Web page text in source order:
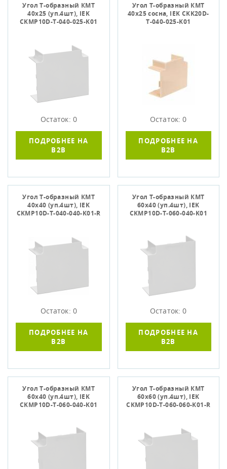
Угол Т-образный КМТ
40x25 (уп.4шт), IEK
CKMP10D-T-040-025-K01
Остаток: 0
ПОДРОБНЕЕ НА
B2B
Угол Т-образный КМТ
40х25 сосна, IЕK CKK20D-
T-040-025-K01
Остаток: 0
ПОДРОБНЕЕ НА
B2B
Угол Т-образный КМТ
40х40 (уп.4шт), IEK
CKMP10D-T-040-040-K01-R
Остаток: 0
ПОДРОБНЕЕ НА
B2B
Угол Т-образный КМТ
60x40 (уп.4шт), IEK
CKMP10D-T-060-040-K01
Остаток: 0
ПОДРОБНЕЕ НА
B2B
Угол Т-образный КМТ
60x40 (уп.4шт), IEK
CKMP10D-T-060-040-K01
Угол Т-образный КМТ
60x60 (уп.4шт), IEK
CKMP10D-T-060-060-K01-R